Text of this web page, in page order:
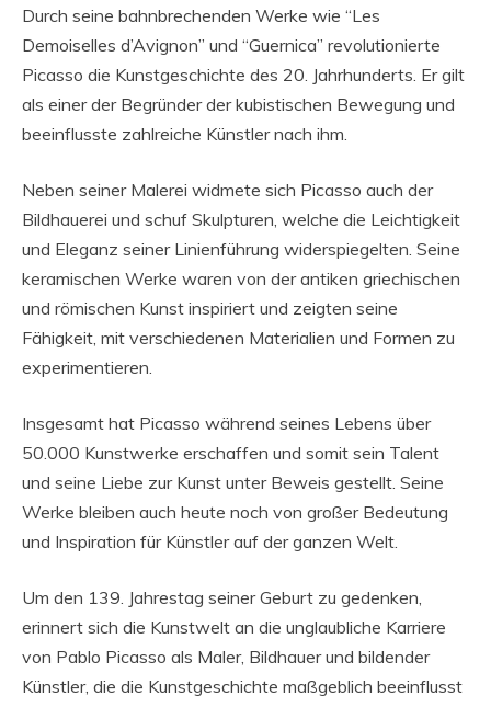
Durch seine bahnbrechenden Werke wie “Les
Demoiselles d’Avignon” und “Guernica” revolutionierte
Picasso die Kunstgeschichte des 20. Jahrhunderts. Er gilt
als einer der Begründer der kubistischen Bewegung und
beeinflusste zahlreiche Künstler nach ihm.
Neben seiner Malerei widmete sich Picasso auch der
Bildhauerei und schuf Skulpturen, welche die Leichtigkeit
und Eleganz seiner Linienführung widerspiegelten. Seine
keramischen Werke waren von der antiken griechischen
und römischen Kunst inspiriert und zeigten seine
Fähigkeit, mit verschiedenen Materialien und Formen zu
experimentieren.
Insgesamt hat Picasso während seines Lebens über
50.000 Kunstwerke erschaffen und somit sein Talent
und seine Liebe zur Kunst unter Beweis gestellt. Seine
Werke bleiben auch heute noch von großer Bedeutung
und Inspiration für Künstler auf der ganzen Welt.
Um den 139. Jahrestag seiner Geburt zu gedenken,
erinnert sich die Kunstwelt an die unglaubliche Karriere
von Pablo Picasso als Maler, Bildhauer und bildender
Künstler, die die Kunstgeschichte maßgeblich beeinflusst